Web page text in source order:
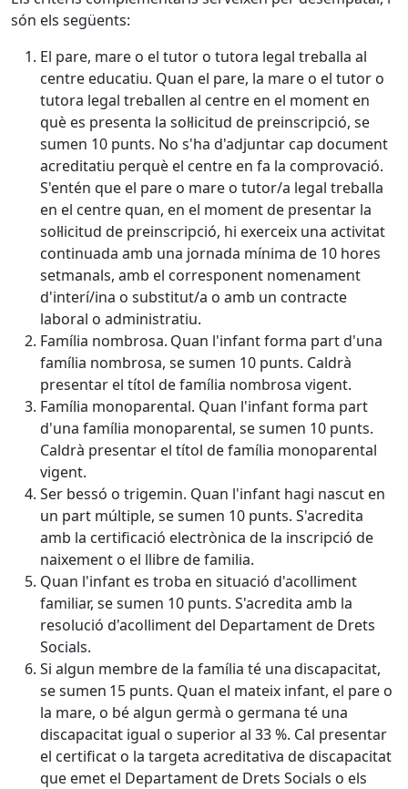
són els següents:
El pare, mare o el tutor o tutora legal treballa al
centre educatiu. Quan el pare, la mare o el tutor o
tutora legal treballen al centre en el moment en
què es presenta la sol·licitud de preinscripció, se
sumen 10 punts. No s'ha d'adjuntar cap document
acreditatiu perquè el centre en fa la comprovació.
S'entén que el pare o mare o tutor/a legal treballa
en el centre quan, en el moment de presentar la
sol·licitud de preinscripció, hi exerceix una activitat
continuada amb una jornada mínima de 10 hores
setmanals, amb el corresponent nomenament
d'interí/ina o substitut/a o amb un contracte
laboral o administratiu.
Família nombrosa. Quan l'infant forma part d'una
família nombrosa, se sumen 10 punts. Caldrà
presentar el títol de família nombrosa vigent.
Família monoparental. Quan l'infant forma part
d'una família monoparental, se sumen 10 punts.
Caldrà presentar el títol de família monoparental
vigent.
Ser bessó o trigemin. Quan l'infant hagi nascut en
un part múltiple, se sumen 10 punts. S'acredita
amb la certificació electrònica de la inscripció de
naixement o el llibre de familia.
Quan l'infant es troba en situació d'acolliment
familiar, se sumen 10 punts. S'acredita amb la
resolució d'acolliment del Departament de Drets
Socials.
Si algun membre de la família té una discapacitat,
se sumen 15 punts. Quan el mateix infant, el pare o
la mare, o bé algun germà o germana té una
discapacitat igual o superior al 33 %. Cal presentar
el certificat o la targeta acreditativa de discapacitat
que emet el Departament de Drets Socials o els